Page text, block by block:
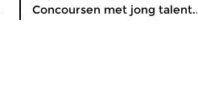
Concoursen met jong